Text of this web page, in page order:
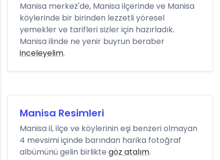
Manisa merkez'de, Manisa ilçerinde ve Manisa
köylerinde bir birinden lezzetli yöresel
yemekler ve tarifleri sizler için hazırladık.
Manisa ilinde ne yenir buyrun beraber
inceleyelim.
Manisa Resimleri
Manisa il, ilçe ve köylerinin eşi benzeri olmayan
4 mevsimi içinde barından harika fotoğraf
albümünü gelin birlikte göz atalım.